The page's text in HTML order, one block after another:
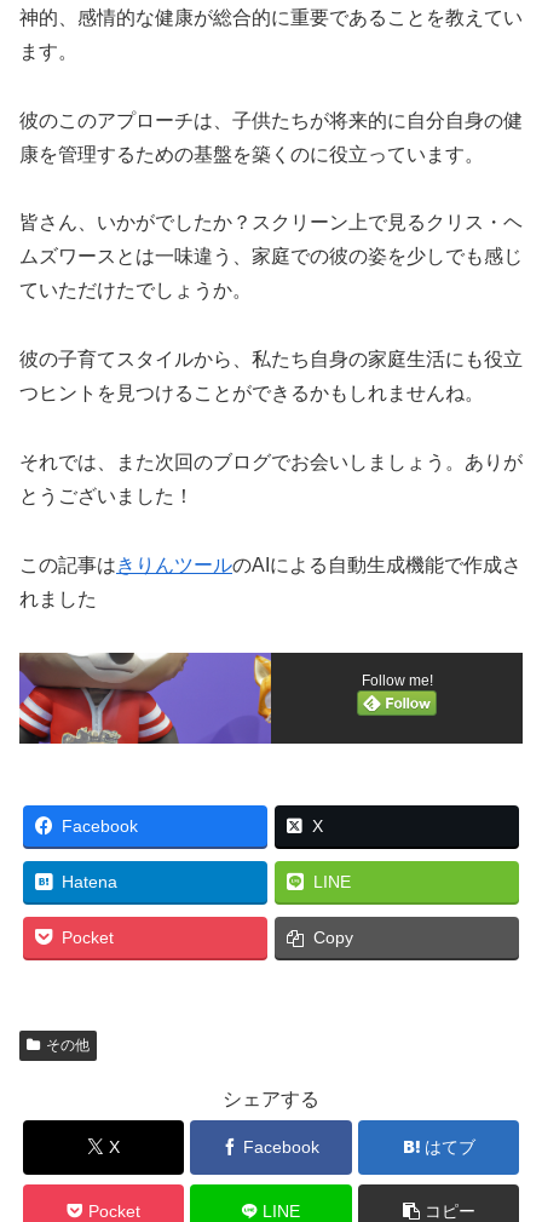
神的、感情的な健康が総合的に重要であることを教えてい
ます。
彼のこのアプローチは、子供たちが将来的に自分自身の健
康を管理するための基盤を築くのに役立っています。
皆さん、いかがでしたか？スクリーン上で見るクリス・ヘ
ムズワースとは一味違う、家庭での彼の姿を少しでも感じ
ていただけたでしょうか。
彼の子育てスタイルから、私たち自身の家庭生活にも役立
つヒントを見つけることができるかもしれませんね。
それでは、また次回のブログでお会いしましょう。ありが
とうございました！
この記事はきりんツールのAIによる自動生成機能で作成さ
れました
Follow me!
Facebook X
Hatena LINE
Pocket Copy
その他
シェアする
X Facebook はてブ
Pocket LINE コピー